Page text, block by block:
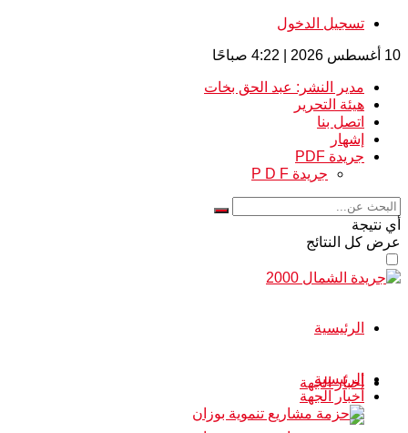
تسجيل الدخول
10 أغسطس 2026 | 4:22 صباحًا
مدير النشر: عبد الحق بخات
هيئة التحرير
اتصل بنا
إشهار
جريدة PDF
جريدة P D F
أي نتيجة
عرض كل النتائج
الرئيسية
أخبار الجهة
الرئيسية
أخبار الجهة